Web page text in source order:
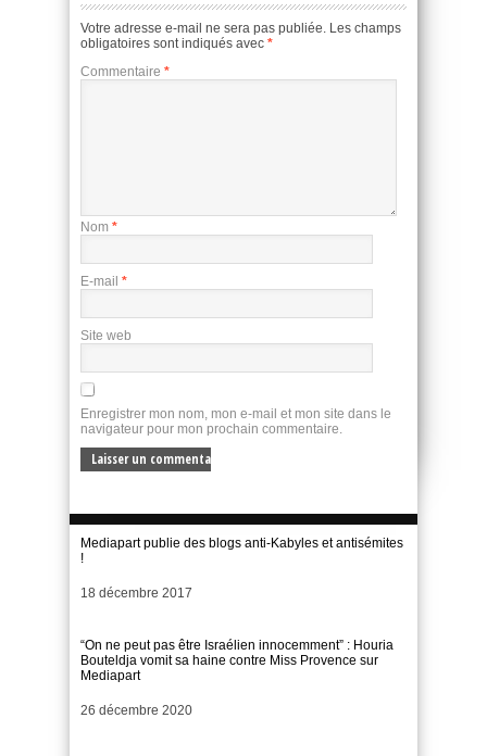
Votre adresse e-mail ne sera pas publiée. Les champs
obligatoires sont indiqués avec *
Commentaire *
Nom *
E-mail *
Site web
Enregistrer mon nom, mon e-mail et mon site dans le
navigateur pour mon prochain commentaire.
Mediapart publie des blogs anti-Kabyles et antisémites
!
Date
18 décembre 2017
“On ne peut pas être Israélien innocemment” : Houria
Bouteldja vomit sa haine contre Miss Provence sur
Mediapart
Date
26 décembre 2020